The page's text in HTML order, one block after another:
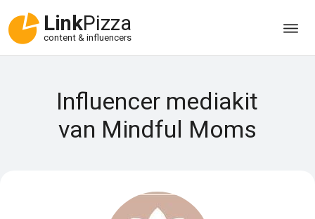
LinkPizza
content & influencers
Influencer mediakit
van Mindful Moms